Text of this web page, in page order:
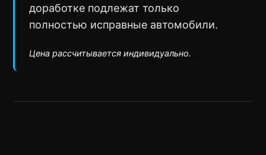
доработке подлежат только
полностью исправные автомобили.
Цена рассчитывается индивидуально.